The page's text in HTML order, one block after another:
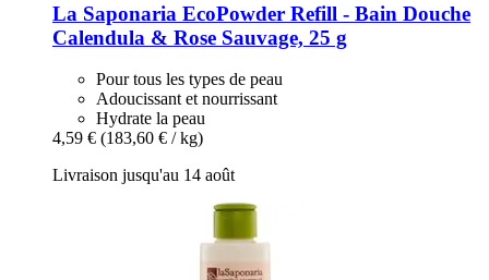
La Saponaria EcoPowder Refill -​ Bain Douche
Calendula & Rose Sauvage, 25 g
Pour tous les types de peau
Adoucissant et nourrissant
Hydrate la peau
4,59 € (183,60 € / kg)
Livraison jusqu'au 14 août